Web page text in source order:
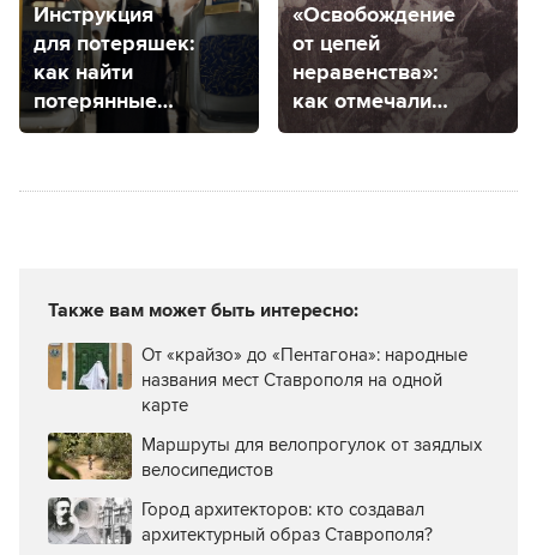
Инструкция
для потеряшек:
как найти
потерянные
или забытые вещи
«Освобождение
от цепей
неравенства»:
как отмечали
8 марта
Ставрополе
Также вам может быть интересно:
От «крайзо» до «Пентагона»: народные
названия мест Ставрополя на одной
карте
Маршруты для велопрогулок от заядлых
велосипедистов
Город архитекторов: кто создавал
архитектурный образ Ставрополя?